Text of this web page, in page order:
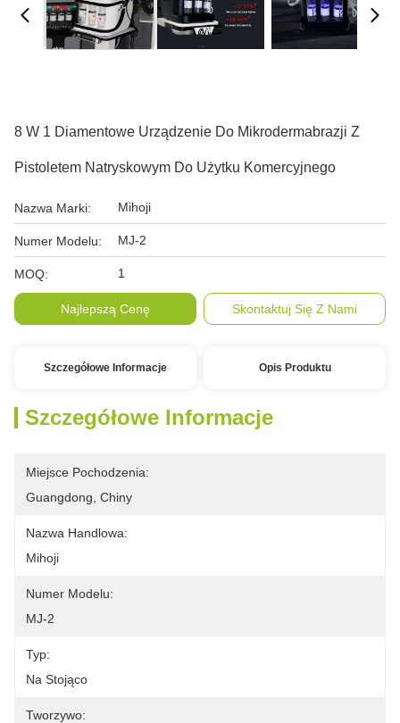
8 W 1 Diamentowe Urządzenie Do Mikrodermabrazji Z
Pistoletem Natryskowym Do Użytku Komercyjnego
Nazwa Marki: Mihoji
Numer Modelu: MJ-2
MOQ: 1
Najlepszą Cenę Skontaktuj Się Z Nami
Szczegółowe Informacje Opis Produktu
Szczegółowe Informacje
Miejsce Pochodzenia:
Guangdong, Chiny
Nazwa Handlowa:
Mihoji
Numer Modelu:
MJ-2
Typ:
Na Stojąco
Tworzywo: